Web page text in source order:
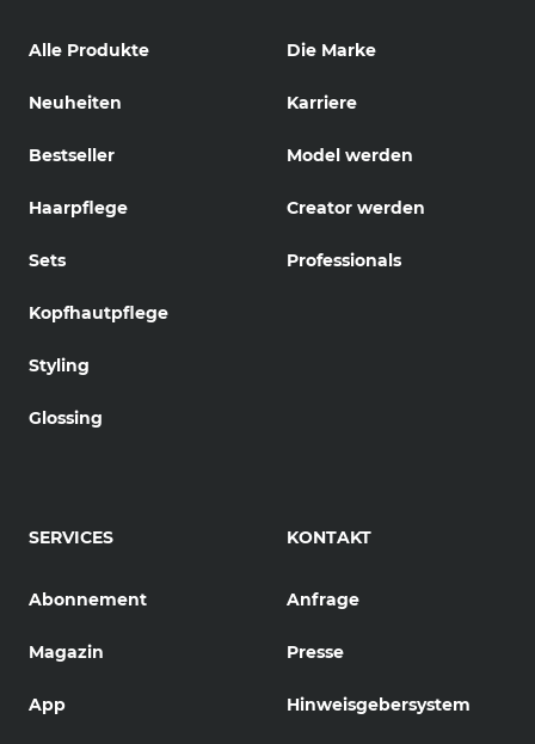
Alle Produkte
Neuheiten
Bestseller
Haarpflege
Sets
Kopfhautpflege
Styling
Glossing
Die Marke
Karriere
Model werden
Creator werden
Professionals
SERVICES
Abonnement
Magazin
App
KONTAKT
Anfrage
Presse
Hinweisgebersystem